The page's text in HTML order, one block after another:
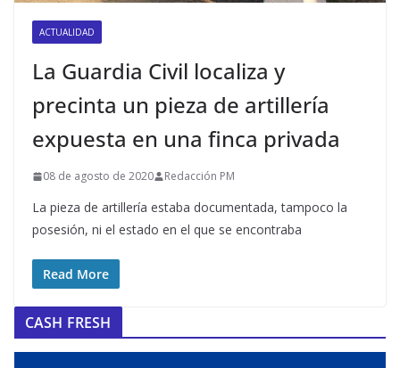
ACTUALIDAD
La Guardia Civil localiza y
precinta un pieza de artillería
expuesta en una finca privada
08 de agosto de 2020 Redacción PM
La pieza de artillería estaba documentada, tampoco la
posesión, ni el estado en el que se encontraba
Read More
CASH FRESH